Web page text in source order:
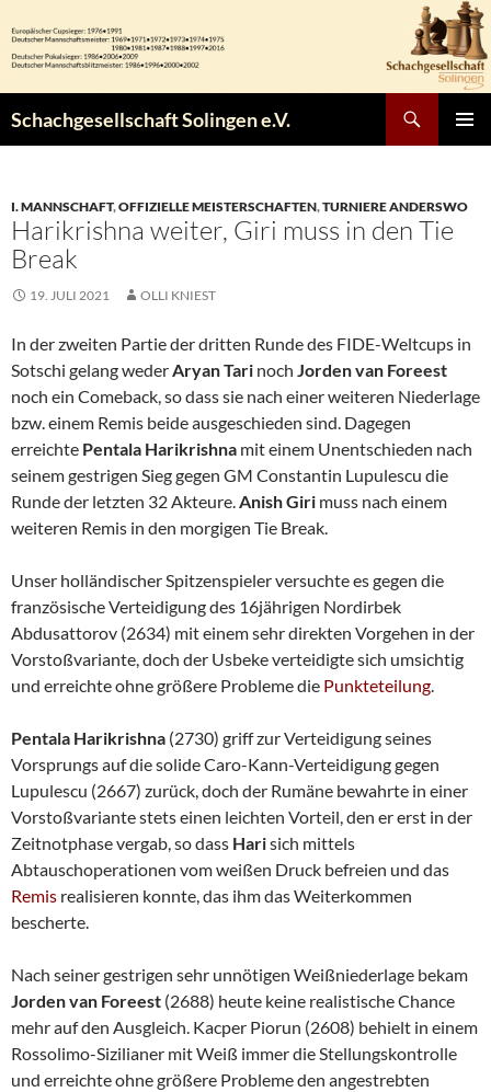
Inhalt
springen
Schachgesellschaft Solingen e.V.
I. MANNSCHAFT,OFFIZIELLE MEISTERSCHAFTEN,TURNIERE ANDERSWO
Harikrishna weiter, Giri muss in den Tie
Break
19. JULI 2021 OLLI KNIEST
In der zweiten Partie der dritten Runde des FIDE-Weltcups in
Sotschi gelang wederAryan Tari noch Jorden van Foreest
noch ein Comeback, so dass sie nach einer weiteren Niederlage
bzw. einem Remis beide ausgeschieden sind. Dagegen
erreichte Pentala Harikrishna mit einem Unentschieden nach
seinem gestrigen Sieg gegen GM Constantin Lupulescu die
Runde der letzten 32 Akteure.Anish Giri muss nach einem
weiteren Remis in den morgigen Tie Break.
Unser holländischer Spitzenspieler versuchte es gegen die
französische Verteidigung des 16jährigen Nordirbek
Abdusattorov (2634) mit einem sehr direkten Vorgehen in der
Vorstoßvariante, doch der Usbeke verteidigte sich umsichtig
und erreichte ohne größere Probleme die Punkteteilung.
Pentala Harikrishna (2730) griff zur Verteidigung seines
Vorsprungs auf die solide Caro-Kann-Verteidigung gegen
Lupulescu (2667) zurück, doch der Rumäne bewahrte in einer
Vorstoßvariante stets einen leichten Vorteil, den er erst in der
Zeitnotphase vergab, so dass Harisich mittels
Abtauschoperationen vom weißen Druck befreien und das
Remis realisieren konnte, das ihm das Weiterkommen
bescherte.
Nach seiner gestrigen sehr unnötigen Weißniederlage bekam
Jorden van Foreest (2688) heute keine realistische Chance
mehr auf den Ausgleich. Kacper Piorun (2608) behielt in einem
Rossolimo-Sizilianer mit Weiß immer die Stellungskontrolle
und erreichte ohne größere Probleme den angestrebten